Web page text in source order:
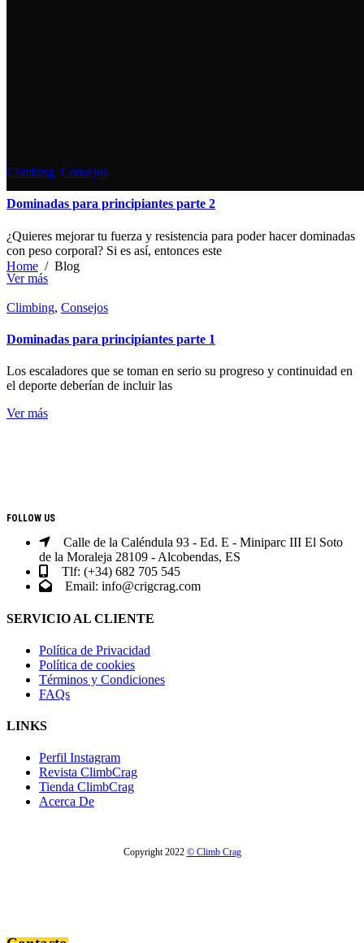
Blog
Home / Blog
Climbing Consejos
Dominadas para principiantes parte 2
¿Quieres mejorar tu fuerza y resistencia para poder hacer dominadas
con peso corporal? Si es así, entonces este
Ver más
Climbing, Consejos
Dominadas para principiantes parte 1
Los escaladores que se toman en serio su progreso y continuidad en
el deporte deberían de incluir las
Ver más
FOLLOW US
Calle de la Caléndula 93 - Ed. E - Miniparc III El Soto
de la Moraleja 28109 - Alcobendas, ES
Tlf: (+34) 682 705 545
Email: info@crigcrag.com
SERVICIO AL CLIENTE
Política de Privacidad
Política de cookies
Términos y Condiciones
FAQs
LINKS
Perfil Instagram
Revista ClimbCrag
Tienda ClimbCrag
Acerca De
Copyright 2022 © Climb Crag